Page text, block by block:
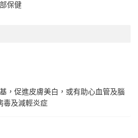
保健
，促進皮膚美白，或有助心血管及腦
毒及減輕炎症